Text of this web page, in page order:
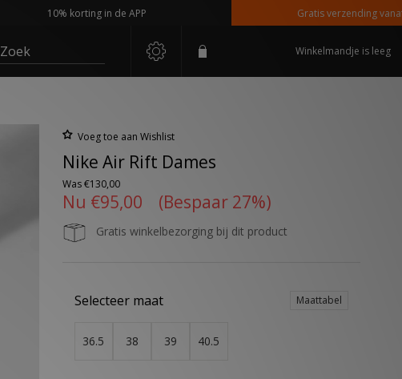
10% korting in de APP Gratis verzending vanaf
Zoek Winkelmandje is leeg
Voeg toe aan Wishlist
Nike Air Rift Dames
Was€130,00
Nu €95,00 (Bespaar 27%)
Gratis winkelbezorging bij dit product
Selecteer maat Maattabel
36.5 38 39 40.5